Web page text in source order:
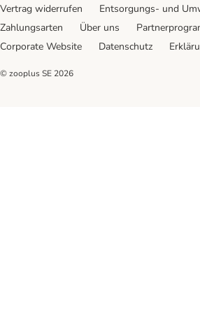
Vertrag widerrufen
Entsorgungs- und
Zahlungsarten
Über uns
Corporate Website
Datenschutz
© zooplus SE 2026